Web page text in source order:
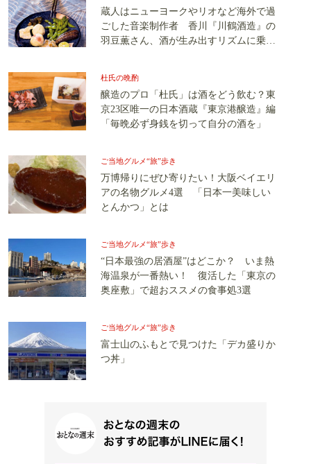
蔵人はニューヨークやリオなど海外で過
ごした音楽制作者 香川『川鶴酒造』の
羽豆薫さん、酒が生み出すリズムに乗
杜氏の晩酌
醸造のプロ「杜氏」は酒をどう飲む？東
京23区唯一の日本酒蔵『東京港醸造』編
「毎晩必ず身銭を切って自分の酒を」
ご当地グルメ“旅”歩き
万博帰りにぜひ寄りたい！大阪ベイエリ
アの名物グルメ4選 「日本一美味しい
とんかつ」とは
ご当地グルメ“旅”歩き
“日本最強の居酒屋”はどこか？ いま熱
海温泉が一番熱い！ 復活した「東京の
奥座敷」で超おススメの食事処3選
ご当地グルメ“旅”歩き
富士山のふもとで見つけた「デカ盛りか
つ丼」